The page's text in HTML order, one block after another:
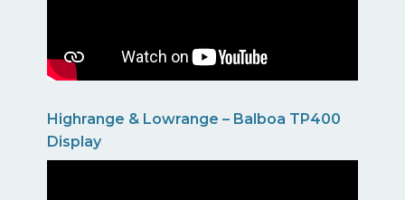
Highrange & Lowrange – Balboa TP400
Display